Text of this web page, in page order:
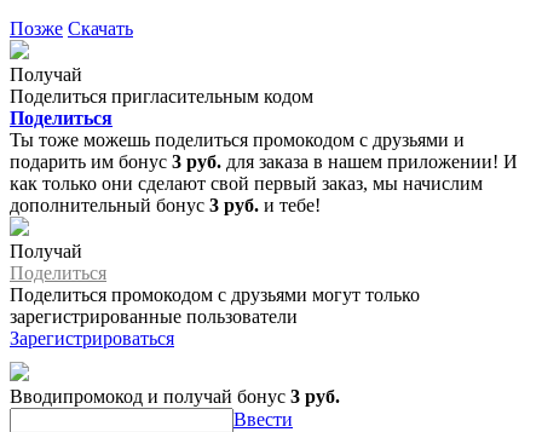
Позже Скачать
Получай
Поделиться пригласительным кодом
Поделиться
Ты тоже можешь поделиться промокодом с друзьями и
подарить им бонус 3 руб. для заказа в нашем приложении! И
как только они сделают свой первый заказ, мы начислим
дополнительный бонус 3 руб. и тебе!
Получай
Поделиться
Поделиться промокодом с друзьями могут только
зарегистрированные пользователи
Зарегистрироваться
Вводипромокод и получай бонус 3 руб.
Ввести